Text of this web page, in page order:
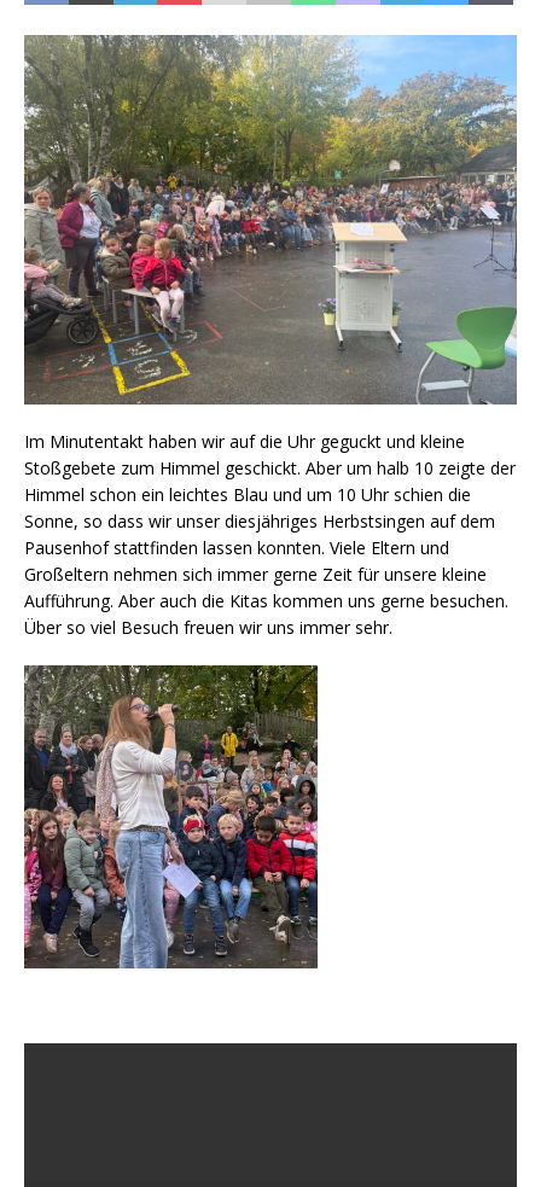
Im Minutentakt haben wir auf die Uhr geguckt und kleine
Stoßgebete zum Himmel geschickt. Aber um halb 10 zeigte der
Himmel schon ein leichtes Blau und um 10 Uhr schien die
Sonne, so dass wir unser diesjähriges Herbstsingen auf dem
Pausenhof stattfinden lassen konnten. Viele Eltern und
Großeltern nehmen sich immer gerne Zeit für unsere kleine
Aufführung. Aber auch die Kitas kommen uns gerne besuchen.
Über so viel Besuch freuen wir uns immer sehr.